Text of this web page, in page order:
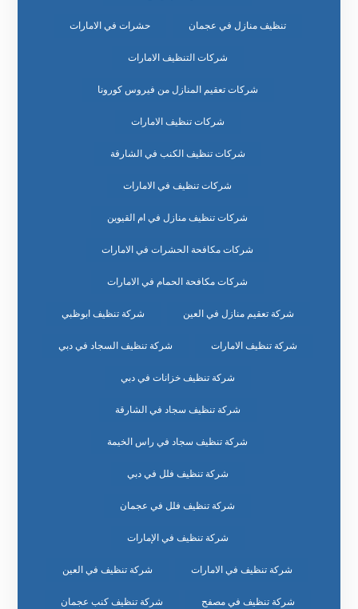
تنظيف منازل في عجمان حشرات في الامارات
شركات التنظيف الامارات
شركات تعقيم المنازل من فيروس كورونا
شركات تنظيف الامارات
شركات تنظيف الكنب في الشارقة
شركات تنظيف في الامارات
شركات تنظيف منازل في ام القيوين
شركات مكافحة الحشرات في الامارات
شركات مكافحة الحمام في الامارات
شركة تعقيم منازل في العين شركة تنظيف ابوظبي
شركة تنظيف الامارات شركة تنظيف السجاد في دبي
شركة تنظيف خزانات في دبي
شركة تنظيف سجاد في الشارقة
شركة تنظيف سجاد في راس الخيمة
شركة تنظيف فلل في دبي
شركة تنظيف فلل في عجمان
شركة تنظيف في الإمارات
شركة تنظيف في الامارات شركة تنظيف في العين
شركة تنظيف في مصفح شركة تنظيف كنب عجمان